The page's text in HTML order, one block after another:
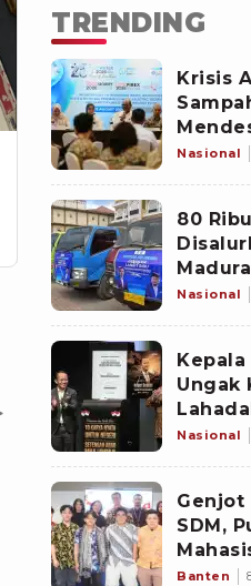
TRENDING
Krisis
Nasional
80
Madura
Nasional
Kepala
Ungak
Nasional
Genjot
SDM,
Banten